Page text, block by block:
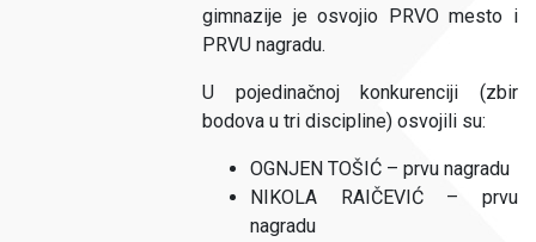
gimnazije je osvojio PRVO mesto i
PRVU nagradu.
U pojedinačnoj konkurenciji (zbir
bodova u tri discipline) osvojili su:
OGNJEN TOŠIĆ – prvu nagradu
NIKOLA RAIČEVIĆ – prvu
nagradu